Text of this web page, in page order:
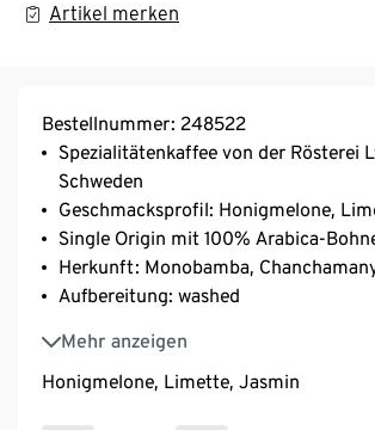
Artikel merken
Bestellnummer: 248522
Spezialitätenkaffee von der Rösterei
Schweden
Geschmacksprofil: Honigmelone,
Single Origin mit 100% Arabica-
Herkunft: Monobamba,
Aufbereitung: washed
Mehr anzeigen
Varietät: Caturra & Typica
Honigmelone, Limette, Jasmin